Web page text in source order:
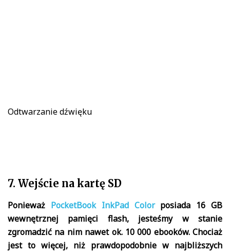
Odtwarzanie dźwięku
7. Wejście na kartę SD
Ponieważ PocketBook InkPad Colorposiada 16 GB
wewnętrznej pamięci flash, jesteśmy w stanie
zgromadzić na nim nawet ok. 10 000 ebooków. Chociaż
jest to więcej, niż prawdopodobnie w najbliższych